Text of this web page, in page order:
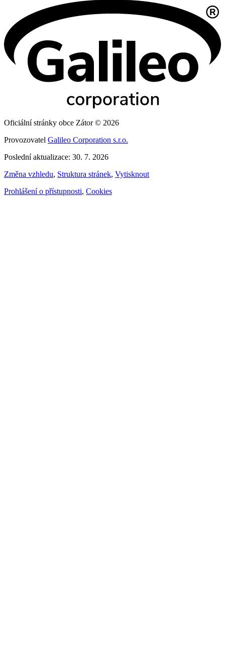
Oficiální stránky obce Zátor © 2026
Provozovatel Galileo Corporation s.r.o.
Poslední aktualizace: 30. 7. 2026
Změna vzhledu, Struktura stránek, Vytisknout
Prohlášení o přístupnosti, Cookies